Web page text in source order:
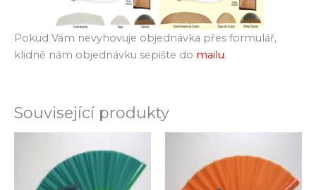
Pokud Vám nevyhovuje objednávka přes formulář,
klidně nám objednávku sepište do mailu.
Související produkty